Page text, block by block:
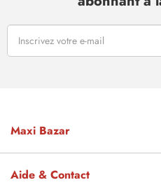
Maxi Bazar
Aide & Contact